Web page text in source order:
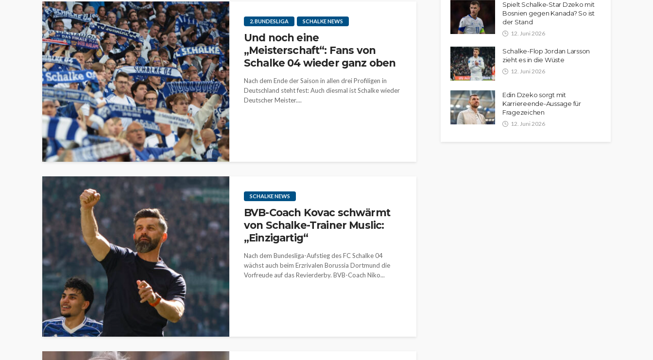
2. BUNDESLIGA SCHALKE NEWS
Und noch eine
„Meisterschaft“: Fans von
Schalke 04 wieder ganz oben
Nach dem Ende der Saison in allen drei Profiligen in
Deutschland steht fest: Auch diesmal ist Schalke wieder
Deutscher Meister....
SCHALKE NEWS
BVB-Coach Kovac schwärmt
von Schalke-Trainer Muslic:
„Einzigartig“
Nach dem Bundesliga-Aufstieg des FC Schalke 04
wächst auch beim Erzrivalen Borussia Dortmund die
Vorfreude auf das Revierderby. BVB-Coach Niko...
Spielt Schalke-Star Dzeko mit
Bosnien gegen Kanada? So ist
der Stand
12. Juni 2026
Schalke-Flop Jordan Larsson
zieht es in die Wüste
12. Juni 2026
Edin Dzeko sorgt mit
Karriereende-Aussage für
Fragezeichen
12. Juni 2026